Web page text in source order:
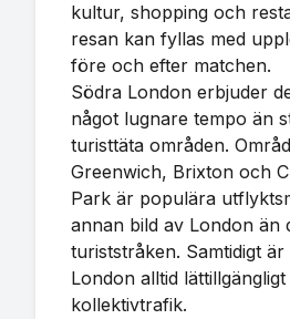
kultur, shopping och
resan kan fyllas med
före och efter matchen.
Södra London erbjuder
något lugnare tempo än
turisttäta områden.
Greenwich, Brixton och
Park är populära
annan bild av London än
turiststråken. Samtidigt
London alltid lättillgängligt
kollektivtrafik.